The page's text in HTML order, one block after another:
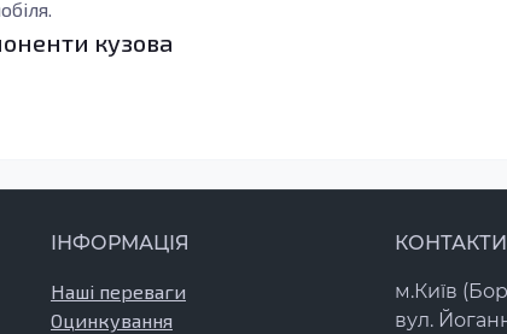
кузова
а також виконують роль захисту від ударів і
у експлуатації.
, ви отримуєте гарантію високої якості та
ІНФОРМАЦІЯ
Наші переваги
Оцинкування
м.Київ
вул.